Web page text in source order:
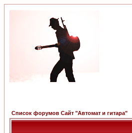
Список форумов Сайт "Автомат и гитара"